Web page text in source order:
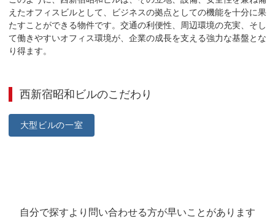
えたオフィスビルとして、ビジネスの拠点としての機能を十分に果
たすことができる物件です。交通の利便性、周辺環境の充実、そし
て働きやすいオフィス環境が、企業の成長を支える強力な基盤とな
り得ます。
西新宿昭和ビルのこだわり
大型ビルの一室
自分で探すより問い合わせる方が早いことがあります